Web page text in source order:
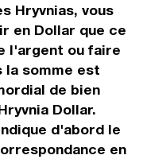
Hryvnias, vous
en Dollar que ce
l'argent ou faire
la somme est
de bien
Dollar.
d'abord le
en